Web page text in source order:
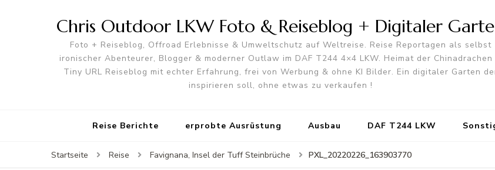
Chris Outdoor LKW Foto & Reiseblog + Digitaler
Foto + Reiseblog, Offroad Erlebnisse & Umweltschutz auf Weltreise. Reise Reportagen als selbst
ironischer Abenteurer, Blogger & moderner Outlaw im DAF T244 4×4 LKW. Heimat der Chinadrachen
Tiny URL Reiseblog mit echter Erfahrung, frei von Werbung & ohne KI Bilder. Ein digitaler Garten
inspirieren soll, ohne etwas zu verkaufen !
Reise Berichte erprobte Ausrüstung Ausbau DAF T244 LKW
Startseite Reise Favignana, Insel der Tuff Steinbrüche PXL_20220226_163903770